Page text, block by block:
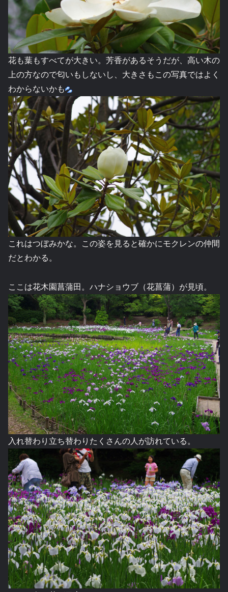
花も葉もすべてが大きい。芳香があるそうだが、高い木の
上の方なので匂いもしないし、大きさもこの写真ではよく
わからないかも
これはつぼみかな。この姿を見ると確かにモクレンの仲間
だとわかる。
ここは花木園菖蒲田。ハナショウブ（花菖蒲）が見頃。
入れ替わり立ち替わりたくさんの人が訪れている。